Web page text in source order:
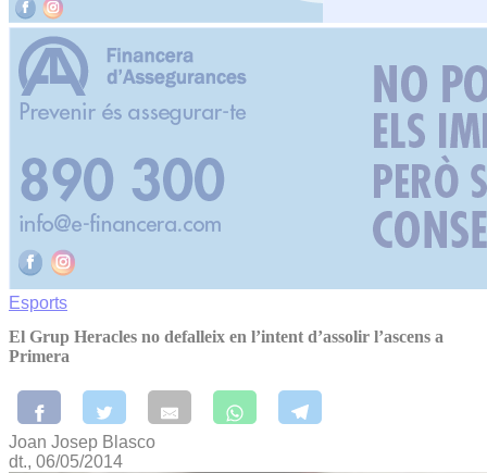
Esports
El Grup Heracles no defalleix en l’intent d’assolir l’ascens a
Primera
Joan Josep Blasco
dt., 06/05/2014